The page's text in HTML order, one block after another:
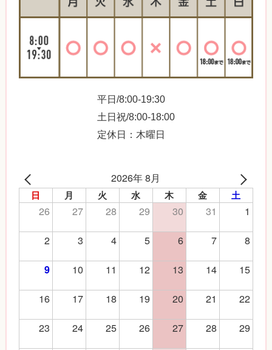
平日/8:00-19:30
土日祝/8:00-18:00
定休日：木曜日
2026年 8月
日 月 火 水 木 金 土
26 27 28 29 30 31
1
2
3 4 5 6 7 8
9 10 11 12 13 14
15
16
17 18 19 20 21
22
23
24 25 26 27 28
29